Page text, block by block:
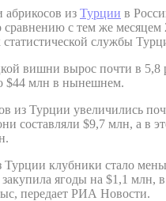
из Турции в
с тем же месяцем
статистической службы
вишни вырос почти в 5,8
$44 млн в нынешнем.
из Турции увеличились
составляли $9,7 млн, а в
Турции клубники стало
ягоды на $1,1 млн,
передает РИА Новости.